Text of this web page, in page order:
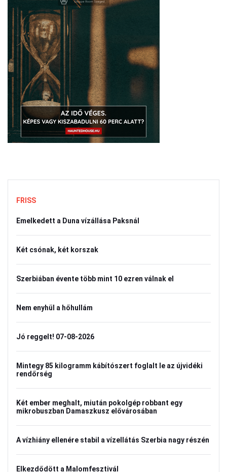
FRISS
Emelkedett a Duna vízállása Paksnál
Két csónak, két korszak
Szerbiában évente több mint 10 ezren válnak el
Nem enyhül a hőhullám
Jó reggelt! 07-08-2026
Mintegy 85 kilogramm kábítószert foglalt le az újvidéki
rendőrség
Két ember meghalt, miután pokolgép robbant egy
mikrobuszban Damaszkusz elővárosában
A vízhiány ellenére stabil a vízellátás Szerbia nagy részén
Elkezdődött a Malomfesztivál